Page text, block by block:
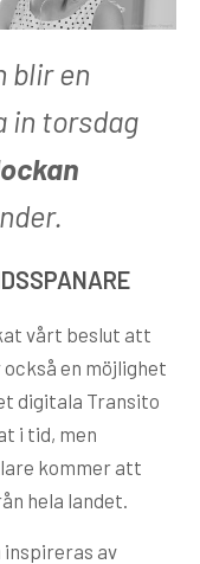
blir en
in torsdag
vårt beslut att
en möjlighet
digitala Transito
i tid, men
kommer att
hela landet.
inspireras av